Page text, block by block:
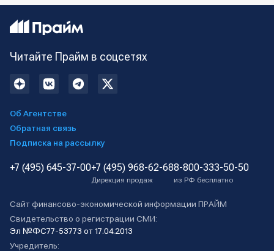
Читайте Прайм в соцсетях
Об Агентстве
Обратная связь
Подписка на рассылку
+7 (495) 645-37-00+7 (495) 968-62-68
Дирекция продаж
8-800-333-50-50
из РФ бесплатно
Сайт финансово-экономической информации ПРАЙМ
Свидетельство о регистрации СМИ:
Эл №ФС77-53773 от 17.04.2013
Учредитель: